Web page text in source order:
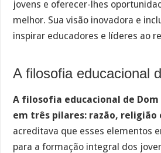
jovens e oferecer-lhes
melhor. Sua visão inovadora e
inspirar educadores e líderes ao
A filosofia educacional
A filosofia educacional de Dom
em três pilares: razão, religião
acreditava que esses elementos
para a formação integral dos